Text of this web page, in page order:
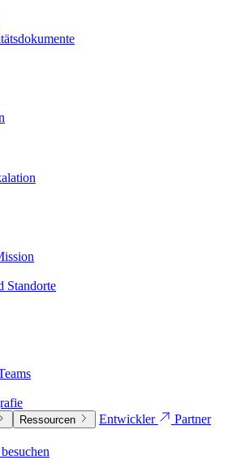
Standorte
Ressourcen Entwickler
Partner